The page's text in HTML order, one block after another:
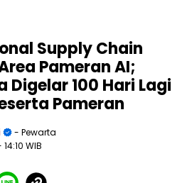
Supply Chain
Pameran AI;
Digelar 100 Hari Lagi
Pameran
- Pewarta
14:10 WIB